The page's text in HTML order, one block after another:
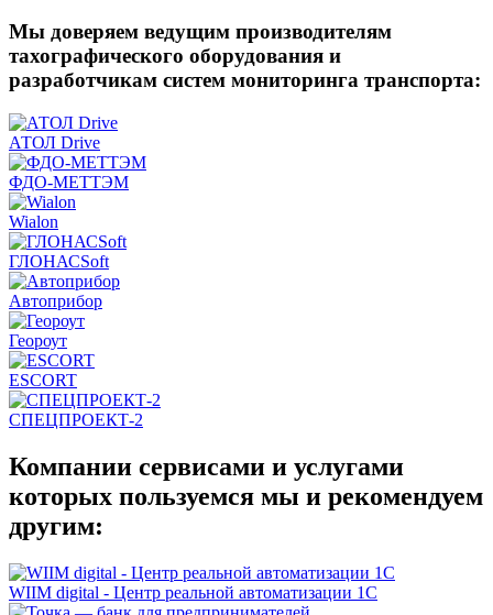
Мы доверяем ведущим производителям
тахографического оборудования и
разработчикам систем мониторинга транспорта:
АТОЛ Drive
ФДО-МЕТТЭМ
Wialon
ГЛОНАСSoft
Автоприбор
Геороут
ESCORT
СПЕЦПРОЕКТ-2
Компании сервисами и услугами
которых пользуемся мы и рекомендуем
другим:
WIIM digital - Центр реальной автоматизации 1С